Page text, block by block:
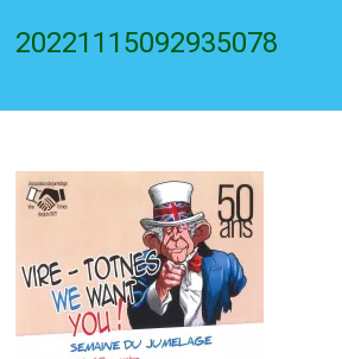
20221115092935078